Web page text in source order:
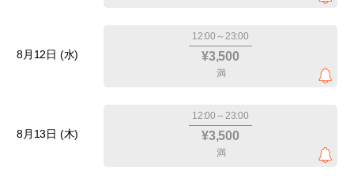
8月12日 (水)
12:00～23:00
¥3,500
満
8月13日 (木)
12:00～23:00
¥3,500
満